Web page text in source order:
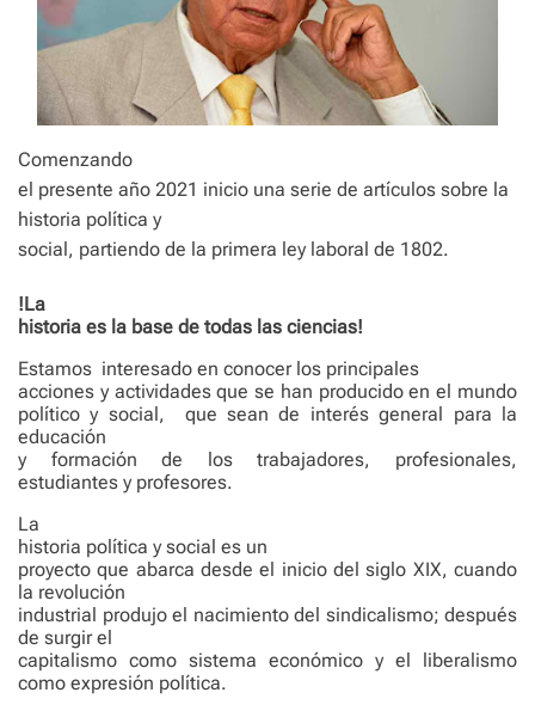
Comenzando
el presente año 2021 inicio una serie de artículos sobre la
historia política y
social, partiendo de la primera ley laboral de 1802.
!La
historia es la base de todas las ciencias!
Estamos interesado en conocer los principales
acciones y actividades que se han producido en el mundo
político y social,
que sean de interés general para la
educación
y formación de los trabajadores, profesionales,
estudiantes y profesores.
La
historia política y social es un
proyecto que abarca desde el inicio del siglo XIX, cuando
la revolución
industrial produjo el nacimiento del sindicalismo; después
de surgir el
capitalismo como sistema económico y el liberalismo
como expresión política.